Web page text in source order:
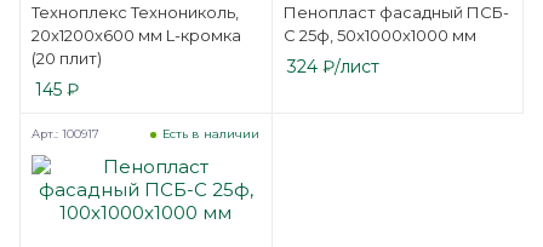
Техноплекс Технониколь,
20x1200x600 мм L-кромка
(20 плит)
145 ₽
Пенопласт фасадный ПСБ-
С 25ф, 50x1000x1000 мм
324₽/лист
Есть в наличии
Арт.: 100917